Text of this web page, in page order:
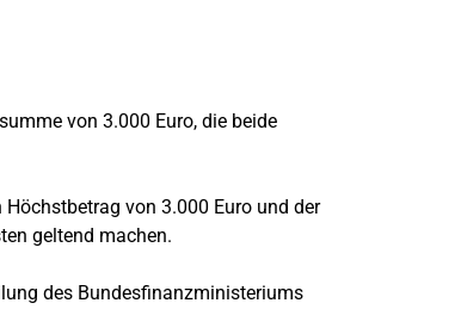
von 3.000 Euro, die beide
von 3.000 Euro und der
geltend machen.
des Bundesfinanzministeriums